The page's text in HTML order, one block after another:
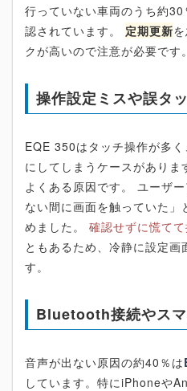
行っていない車両のうち約
認されています。 定期更新
クが高いので注意が必要です。
操作設定ミスや誤タ
EQE 350はタッチ操作が多
にしてしまうケースがありま
よくある原因です。 ユーザ
ない間に画面を触っていた
めました。 確認せずに慌て
ともあるため、冷静に設定
す。
Bluetooth接続やス
音声が出ない原因の約40％は
しています。特にiPhoneや